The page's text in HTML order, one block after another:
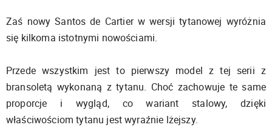
Zaś nowy Santos de Cartier w wersji tytanowej wyróżnia
się kilkoma istotnymi nowościami.
Przede wszystkim jest to pierwszy model z tej serii z
bransoletą wykonaną z tytanu. Choć zachowuje te same
proporcje i wygląd, co wariant stalowy, dzięki
właściwościom tytanu jest wyraźnie lżejszy.